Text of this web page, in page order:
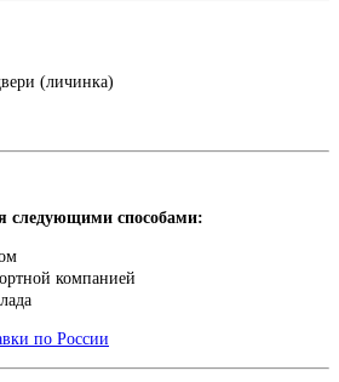
(личинка)
следующими способами:
компанией
по России